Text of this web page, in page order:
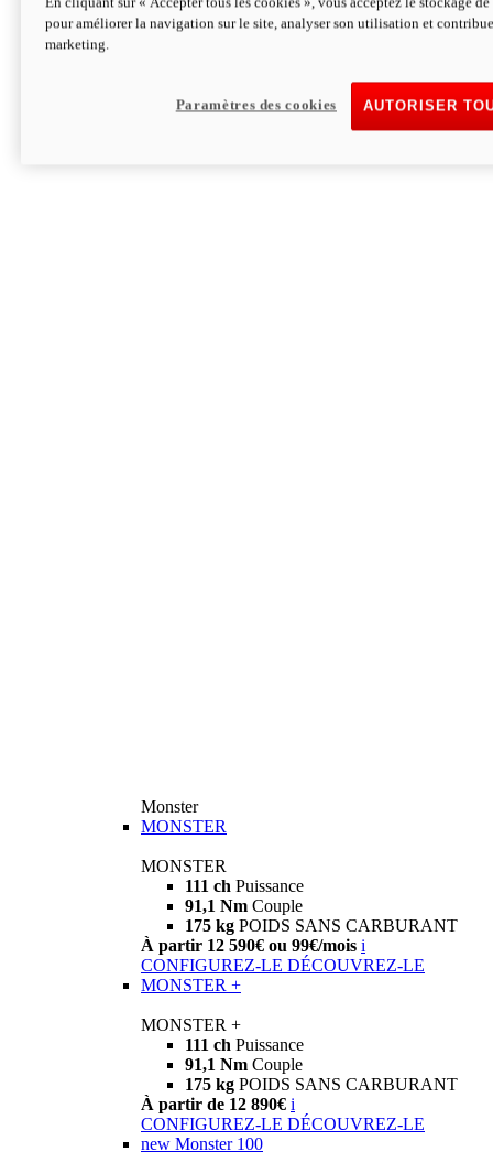
Hypermotard V2 SP 100
Découvrez-le
Monster
MONSTER
MONSTER
111 ch Puissance
91,1 Nm Couple
175 kg POIDS SANS CARBURANT
À partir 12 590€ ou 99€/mois i
CONFIGUREZ-LE DÉCOUVREZ-LE
MONSTER +
MONSTER +
111 ch Puissance
91,1 Nm Couple
175 kg POIDS SANS CARBURANT
À partir de 12 890€ i
CONFIGUREZ-LE DÉCOUVREZ-LE
new Monster 100
pour améliorer la navigation sur le site, analyser son utilisation et
marketing.
AUTORISER
Paramètres des cookies